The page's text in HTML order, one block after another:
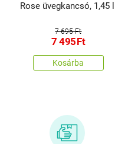
Rose üvegkancsó, 1,45 l
7 695 Ft
7 495Ft
Kosárba